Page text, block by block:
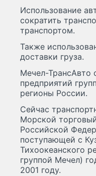
Использование
сократить
транспортом.
Также
доставки груза.
Мечел-ТрансАвто
предприятий
регионы России.
Сейчас
Морской
Российской
поступающей с
Тихоокеанского
группой Мечел)
2001 году.